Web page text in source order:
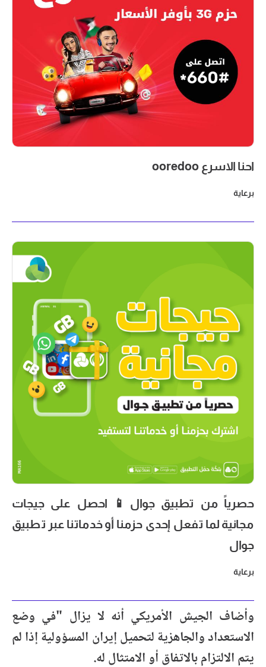
احنا الاسرع ooredoo
برعاية
حصرياً من تطبيق جوال📱 احصل على جيجات
مجانية لما تفعل إحدى حزمنا أو خدماتنا عبر تطبيق
جوال
برعاية
وأضاف الجيش الأمريكي أنه لا يزال "في وضع
الاستعداد والجاهزية لتحميل إيران المسؤولية إذا لم
يتم الالتزام بالاتفاق أو الامتثال له.